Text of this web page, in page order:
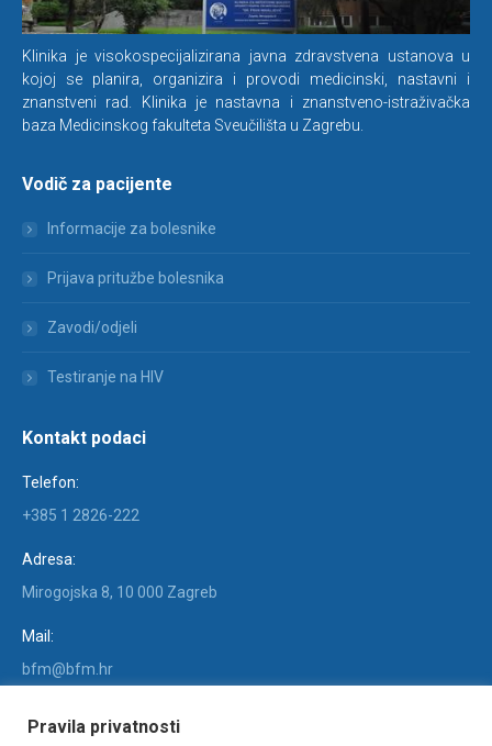
Klinika je visokospecijalizirana javna zdravstvena ustanova u
kojoj se planira, organizira i provodi medicinski, nastavni i
znanstveni rad. Klinika je nastavna i znanstveno-istraživačka
baza Medicinskog fakulteta Sveučilišta u Zagrebu.
Vodič za pacijente
Informacije za bolesnike
Prijava pritužbe bolesnika
Zavodi/odjeli
Testiranje na HIV
Kontakt podaci
Telefon:
+385 1 2826-222
Adresa:
Mirogojska 8, 10 000 Zagreb
Mail:
bfm@bfm.hr
Facebook
X YouTube
LinkedinInstagram
Pravila privatnosti